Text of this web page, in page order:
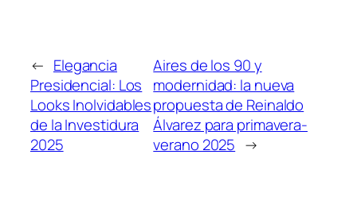
← Elegancia
Presidencial: Los
Looks Inolvidables
de la Investidura
2025
Aires de los 90 y
modernidad: la nueva
propuesta de Reinaldo
Álvarez para primavera-
verano 2025 →